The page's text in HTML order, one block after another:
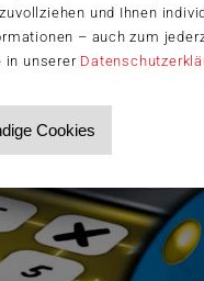
und Ihnen
– auch zum
in unserer
Cookies